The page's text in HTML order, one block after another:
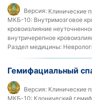
Версия: Клинические
МКБ-10: Внутримозговое
кровоизлияние
внутричерепное
Раздел медицины:
Гемифациальный
Версия: Клинические
МКБ-10: Клонический